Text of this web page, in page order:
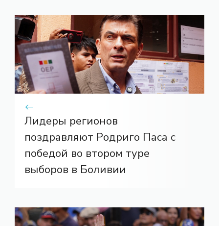
Лидеры регионов
поздравляют Родриго Паса с
победой во втором туре
выборов в Боливии